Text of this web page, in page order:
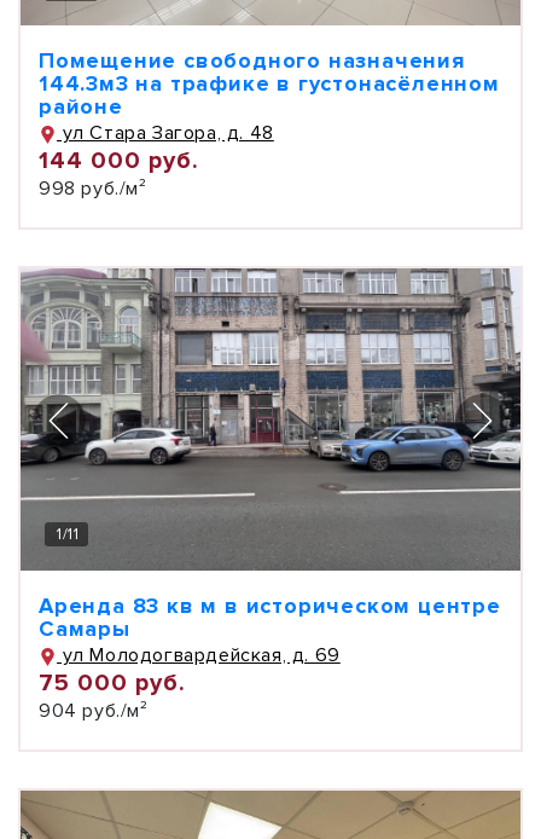
Помещение свободного назначения
144.3м3 на трафике в густонасёленном
районе
ул Стара Загора, д. 48
144 000 руб.
998 руб./м²
1/11
Аренда 83 кв м в историческом центре
Самары
ул Молодогвардейская, д. 69
75 000 руб.
904 руб./м²